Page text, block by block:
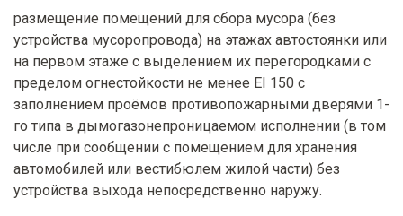
размещение помещений для сбора мусора (без
устройства мусоропровода) на этажах автостоянки или
на первом этаже с выделением их перегородками с
пределом огнестойкости не менее EI 150 с
заполнением проёмов противопожарными дверями 1-
го типа в дымогазонепроницаемом исполнении (в том
числе при сообщении с помещением для хранения
автомобилей или вестибюлем жилой части) без
устройства выхода непосредственно наружу.